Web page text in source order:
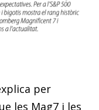
per
les Mag7 i les